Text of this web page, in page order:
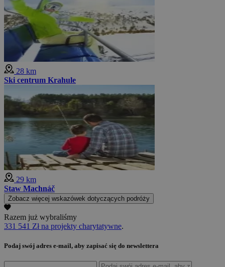
28 km
Ski centrum Krahule
29 km
Staw Machnáč
Zobacz więcej wskazówek dotyczących podróży
Razem już wybraliśmy
331 541 Zł na projekty charytatywne.
Podaj swój adres e-mail, aby zapisać się do newslettera